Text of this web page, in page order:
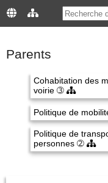
Parents
Cohabitation des
voirie ➂
Politique de
Politique de
personnes ➁